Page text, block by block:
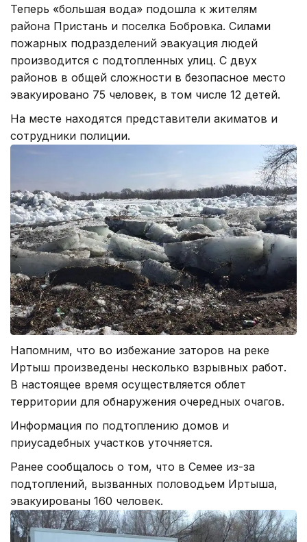
Теперь «большая вода» подошла к жителям
района Пристань и поселка Бобровка. Силами
пожарных подразделений эвакуация людей
производится с подтопленных улиц. С двух
районов в общей сложности в безопасное место
эвакуировано 75 человек, в том числе 12 детей.
На месте находятся представители акиматов и
сотрудники полиции.
Напомним, что во избежание заторов на реке
Иртыш произведены несколько взрывных работ.
В настоящее время осуществляется облет
территории для обнаружения очередных очагов.
Информация по подтоплению домов и
приусадебных участков уточняется.
Ранее сообщалось о том, что в Семее из-за
подтоплений, вызванных половодьем Иртыша,
эвакуированы 160 человек.